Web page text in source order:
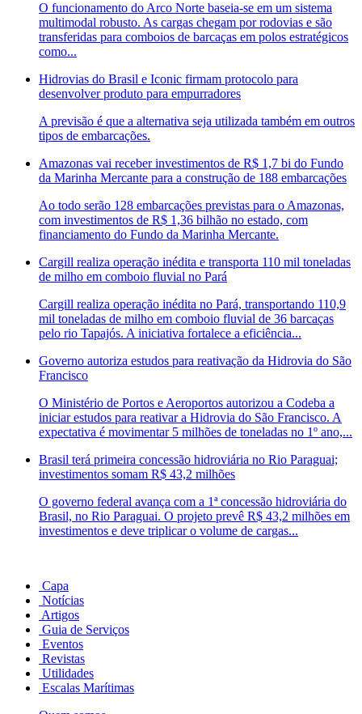
O funcionamento do Arco Norte baseia-se em um sistema
multimodal robusto. As cargas chegam por rodovias e são
transferidas para comboios de barcaças em polos estratégicos
como...
Hidrovias do Brasil e Iconic firmam protocolo para
desenvolver produto para empurradores
A previsão é que a alternativa seja utilizada também em outros
tipos de embarcações.
Amazonas vai receber investimentos de R$ 1,7 bi do Fundo
da Marinha Mercante para a construção de 188 embarcações
Ao todo serão 128 embarcações previstas para o Amazonas,
com investimentos de R$ 1,36 bilhão no estado, com
financiamento do Fundo da Marinha Mercante.
Cargill realiza operação inédita e transporta 110 mil toneladas
de milho em comboio fluvial no Pará
Cargill realiza operação inédita no Pará, transportando 110,9
mil toneladas de milho em comboio fluvial de 36 barcaças
pelo rio Tapajós. A iniciativa fortalece a eficiência...
Governo autoriza estudos para reativação da Hidrovia do São
Francisco
O Ministério de Portos e Aeroportos autorizou a Codeba a
iniciar estudos para reativar a Hidrovia do São Francisco. A
expectativa é movimentar 5 milhões de toneladas no 1º ano,...
Brasil terá primeira concessão hidroviária no Rio Paraguai;
investimentos somam R$ 43,2 milhões
O governo federal avança com a 1ª concessão hidroviária do
Brasil, no Rio Paraguai. O projeto prevê R$ 43,2 milhões em
investimentos e deve triplicar o volume de cargas...
Capa
Notícias
Artigos
Guia de Serviços
Eventos
Revistas
Utilidades
Escalas Marítimas